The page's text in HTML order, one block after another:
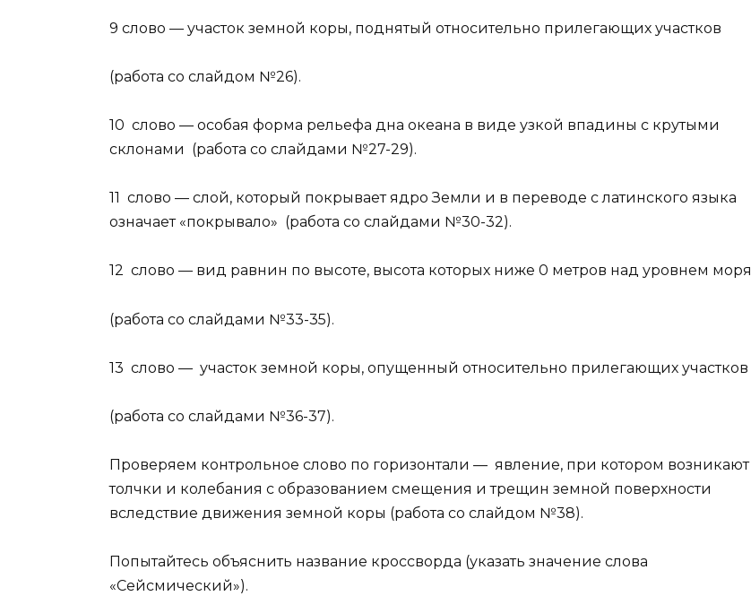
9 слово — участок земной коры, поднятый относительно прилегающих участков
(работа со слайдом №26).
10 слово — особая форма рельефа дна океана в виде узкой впадины с крутыми
склонами (работа со слайдами №27-29).
11 слово — слой, который покрывает ядро Земли и в переводе с латинского языка
означает «покрывало» (работа со слайдами №30-32).
12 слово — вид равнин по высоте, высота которых ниже 0 метров над уровнем моря
(работа со слайдами №33-35).
13 слово — участок земной коры, опущенный относительно прилегающих участков
(работа со слайдами №36-37).
Проверяем контрольное слово по горизонтали — явление, при котором возникают
толчки и колебания с образованием смещения и трещин земной поверхности
вследствие движения земной коры (работа со слайдом №38).
Попытайтесь объяснить название кроссворда (указать значение слова
«Сейсмический»).